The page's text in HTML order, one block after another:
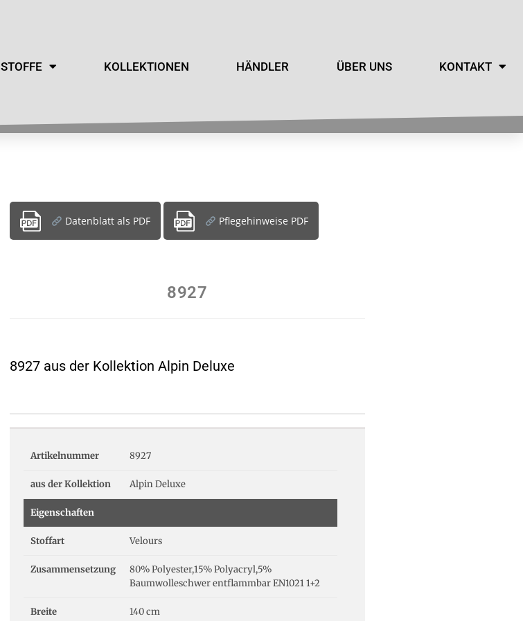
STOFFE KOLLEKTIONEN HÄNDLER ÜBER UNS KONTAKT
Datenblatt als PDF Pflegehinweise PDF
8927
8927 aus der Kollektion Alpin Deluxe
Artikelnummer 8927
aus der Kollektion Alpin Deluxe
Eigenschaften
Stoffart Velours
Zusammensetzung
80% Polyester,15% Polyacryl,5%
Baumwolleschwer entflammbar EN1021 1+2
Breite 140 cm